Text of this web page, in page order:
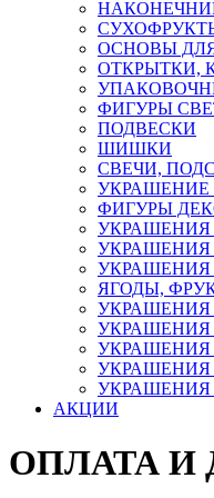
ОСНОВЫ
ОТКРЫТКИ,
ФИГУРЫ
ПОДВЕСКИ
ШИШКИ
СВЕЧИ,
УКРАШЕНИЕ
ФИГУРЫ
УКРАШЕНИЯ
УКРАШЕНИЯ
ЯГОДЫ,
УКРАШЕНИЯ
УКРАШЕНИЯ
УКРАШЕНИЯ
УКРАШЕНИЯ
АКЦИИ
ОПЛАТА И